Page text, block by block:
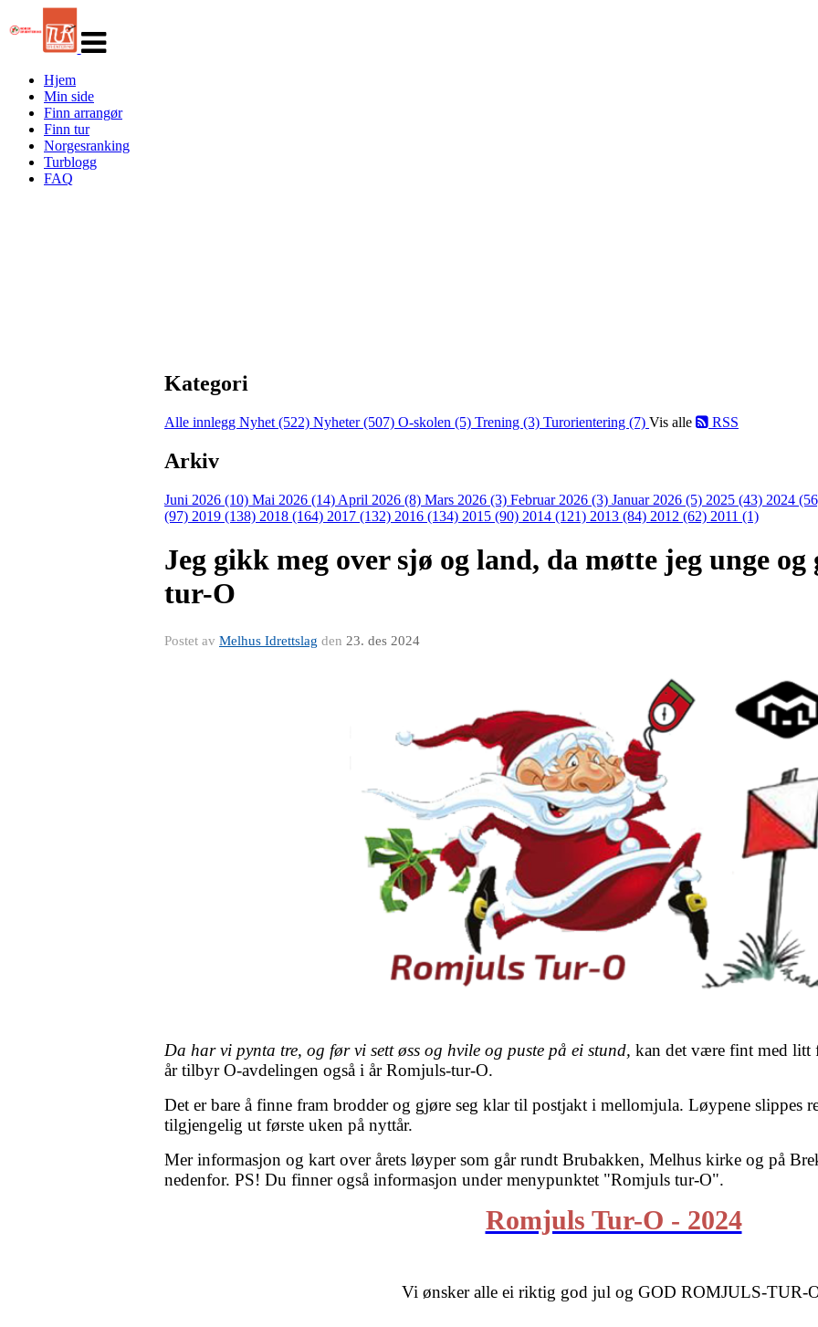
navigasjon
Hjem
Min side
Finn arrangør
Finn tur
Norgesranking
Turblogg
FAQ
Kategori
Alle innlegg Nyhet (522) Nyheter (507) O-skolen (5) Trening (3) Turorientering (7) Vis alle RSS
Arkiv
Juni 2026 (10) Mai 2026 (14) April 2026 (8) Mars 2026 (3) Februar 2026 (3) Januar 2026 (5) 2025 (43) 2024
(97) 2019 (138) 2018 (164) 2017 (132) 2016 (134) 2015 (90) 2014 (121) 2013 (84) 2012 (62) 2011 (1)
Jeg gikk meg over sjø og land, da møtte jeg unge
tur-O
Postet av Melhus Idrettslag den 23. des 2024
Da har vi pynta tre, og før vi sett øss og hvile og puste på ei stund, kan det være fint med litt
år tilbyr O-avdelingen også i år Romjuls-tur-O.
Det er bare å finne fram brodder og gjøre seg klar til postjakt i mellomjula. Løypene
tilgjengelig ut første uken på nyttår.
Mer informasjon og kart over årets løyper som går rundt Brubakken, Melhus kirke og på
nedenfor. PS! Du finner også informasjon under menypunktet "Romjuls tur-O".
Romjuls Tur-O - 2024
Vi ønsker alle ei riktig god jul og GOD ROMJULS-TUR-